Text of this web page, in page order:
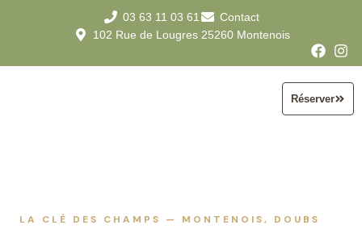
03 63 11 03 61
Contact
102 Rue de Lougres 25260 Montenois
Réserver
LA CLÉ DES CHAMPS — MONTENOIS, DOUBS